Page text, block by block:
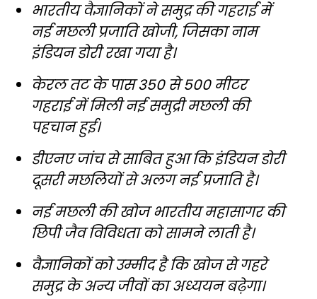
भारतीय वैज्ञानिकों ने समुद्र की गहराई में
नई मछली प्रजाति खोजी, जिसका नाम
इंडियन डोरी रखा गया है।
केरल तट के पास 350 से 500 मीटर
गहराई में मिली नई समुद्री मछली की
पहचान हुई।
डीएनए जांच से साबित हुआ कि इंडियन डोरी
दूसरी मछलियों से अलग नई प्रजाति है।
नई मछली की खोज भारतीय महासागर की
छिपी जैव विविधता को सामने लाती है।
वैज्ञानिकों को उम्मीद है कि खोज से गहरे
समुद्र के अन्य जीवों का अध्ययन बढ़ेगा।